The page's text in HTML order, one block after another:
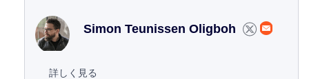
Simon Teunissen Oligboh
詳しく見る